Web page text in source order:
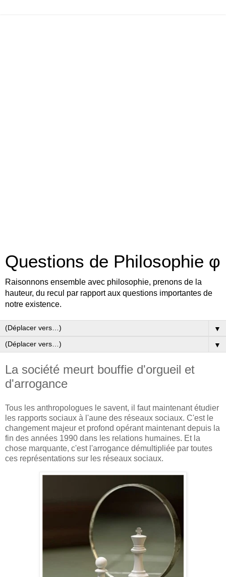
Questions de Philosophie φ
Raisonnons ensemble avec philosophie, prenons de la
hauteur, du recul par rapport aux questions importantes de
notre existence.
▼
▼
La société meurt bouffie d'orgueil et
d'arrogance
Tous les anthropologues le savent, il faut maintenant étudier
les rapports sociaux à l'aune des réseaux sociaux. C'est le
changement majeur et profond opérant maintenant depuis la
fin des années 1990 dans les relations humaines. Et la
chose marquante, c'est l'arrogance démultipliée par toutes
ces représentations sur les réseaux sociaux.